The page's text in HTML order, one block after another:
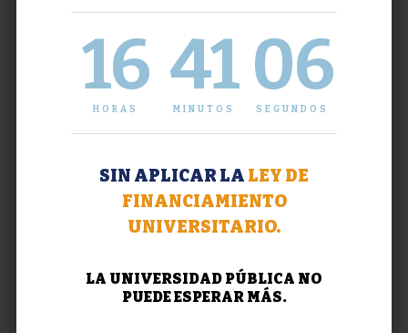
16
HORAS
41
MINUTOS
07
SEGUNDOS
SIN APLICAR LA LEY DE
FINANCIAMIENTO
UNIVERSITARIO.
LA UNIVERSIDAD PÚBLICA NO
PUEDE ESPERAR MÁS.